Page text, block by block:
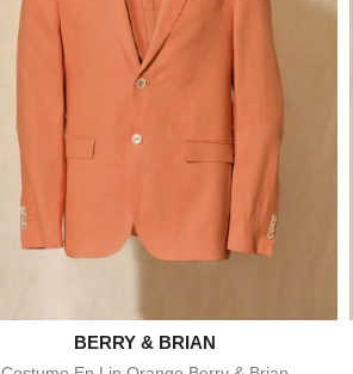
Aperçu rapide
BERRY & BRIAN